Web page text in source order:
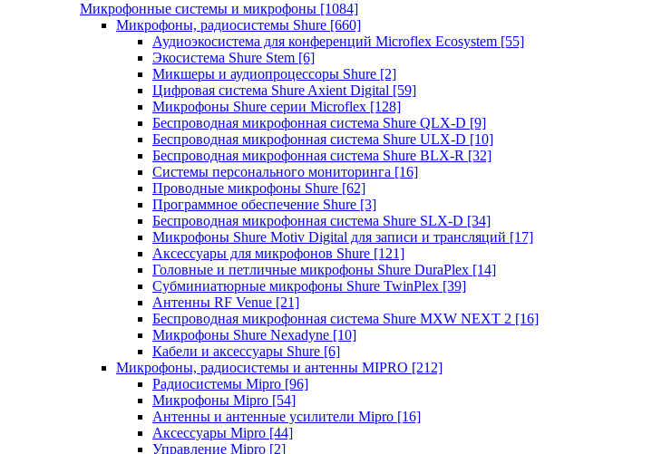
Микрофонные системы и микрофоны [1084]
Микрофоны, радиосистемы Shure [660]
Аудиоэкосистема для конференций Microflex Ecosystem [55]
Экосистема Shure Stem [6]
Микшеры и аудиопроцессоры Shure [2]
Цифровая система Shure Axient Digital [59]
Микрофоны Shure серии Microflex [128]
Беспроводная микрофонная система Shure QLX-D [9]
Беспроводная микрофонная система Shure ULX-D [10]
Беспроводная микрофонная система Shure BLX-R [32]
Системы персонального мониторинга [16]
Проводные микрофоны Shure [62]
Программное обеспечение Shure [3]
Беспроводная микрофонная система Shure SLX-D [34]
Микрофоны Shure Motiv Digital для записи и трансляций [17]
Аксессуары для микрофонов Shure [121]
Головные и петличные микрофоны Shure DuraPlex [14]
Субминиатюрные микрофоны Shure TwinPlex [39]
Антенны RF Venue [21]
Беспроводная микрофонная система Shure MXW NEXT 2 [16]
Микрофоны Shure Nexadyne [10]
Кабели и аксессуары Shure [6]
Микрофоны, радиосистемы и антенны MIPRO [212]
Радиосистемы Mipro [96]
Микрофоны Mipro [54]
Антенны и антенные усилители Mipro [16]
Аксессуары Mipro [44]
Управление Mipro [2]